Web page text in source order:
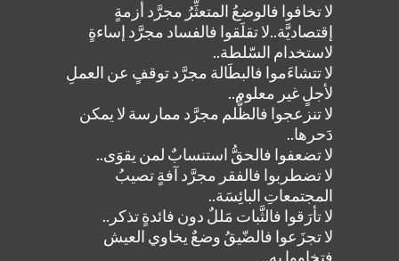
لا تخافوا فالوضعُ المتعثِّرُ مجرَّد أزمةٍ
إقتصاديَّة..لا تقلَقوا فالفساد مجرَّد إساءةٍ
لاستخدام السّلطة..
لا تتشاءَموا فالبطَالة مجرَّد توقفٍ عن العملِ
لأجلٍ غير معلوم..
لا تنزعجوا فالظُّلم مجرَّد ممارسة لا يمكن
دَحرها..
لا تضعفوا فالحقُّ استنسابٌ لمن يقوَى..
لا تضطربوا فالفقر مجرَّد آفةٍ تصيبُ
المجتمعاتِ البائِسَة..
لا تأرَقوا فالثَّبات مَللٌ دون فائدةٍ تذكر..
لا تجزَعوا فالضّيقُ وضعٌ يخاوي العيش
فتخاووا به..